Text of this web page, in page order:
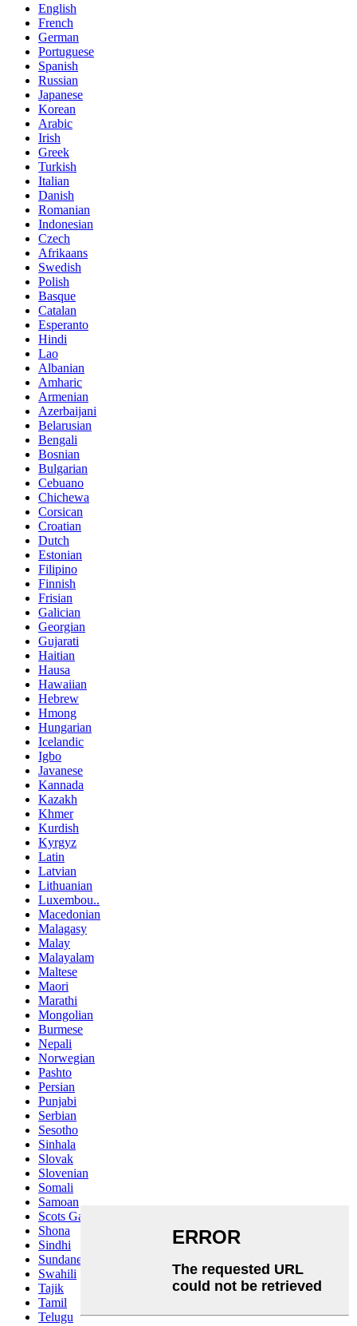
English
French
German
Portuguese
Spanish
Russian
Japanese
Korean
Arabic
Irish
Greek
Turkish
Italian
Danish
Romanian
Indonesian
Czech
Afrikaans
Swedish
Polish
Basque
Catalan
Esperanto
Hindi
Lao
Albanian
Amharic
Armenian
Azerbaijani
Belarusian
Bengali
Bosnian
Bulgarian
Cebuano
Chichewa
Corsican
Croatian
Dutch
Estonian
Filipino
Finnish
Frisian
Galician
Georgian
Gujarati
Haitian
Hausa
Hawaiian
Hebrew
Hmong
Hungarian
Icelandic
Igbo
Javanese
Kannada
Kazakh
Khmer
Kurdish
Kyrgyz
Latin
Latvian
Lithuanian
Luxembou..
Macedonian
Malagasy
Malay
Malayalam
Maltese
Maori
Marathi
Mongolian
Burmese
Nepali
Norwegian
Pashto
Persian
Punjabi
Serbian
Sesotho
Sinhala
Slovak
Slovenian
Somali
Samoan
Scots Gaelic
Shona
Sindhi
Sundanese
Swahili
Tajik
Tamil
Telugu